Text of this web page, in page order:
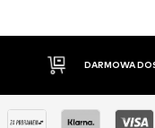
30 DNI NA